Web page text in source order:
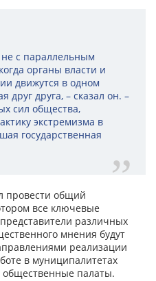
с параллельным
органы власти и
движутся в одном
друг друга, – сказал он. –
сил общества,
экстремизма в
государственная
провести общий
все ключевые
различных
мнения будут
реализации
в муниципалитетах
общественные палаты.